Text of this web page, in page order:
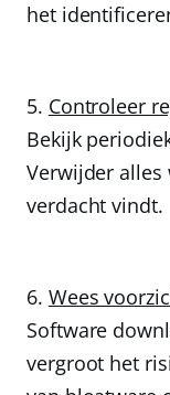
het
Controleer
Bekijk
Verwijder
verdacht vindt.
Wees
Software
vergroot het